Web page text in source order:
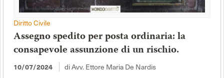
Diritto Civile
Assegno spedito per posta ordinaria: la
consapevole assunzione di un rischio.
10/07/2024 di Avv. Ettore Maria De Nardis